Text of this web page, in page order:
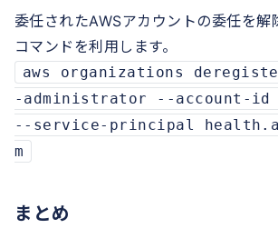
委任されたAWSアカウントの委任を解
コマンドを利用します。
aws organizations
-administrator --account-id
--service-principal
m
まとめ